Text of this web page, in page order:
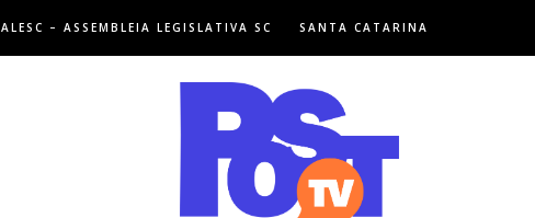
ALESC – ASSEMBLEIA LEGISLATIVA SC SANTA CATARINA